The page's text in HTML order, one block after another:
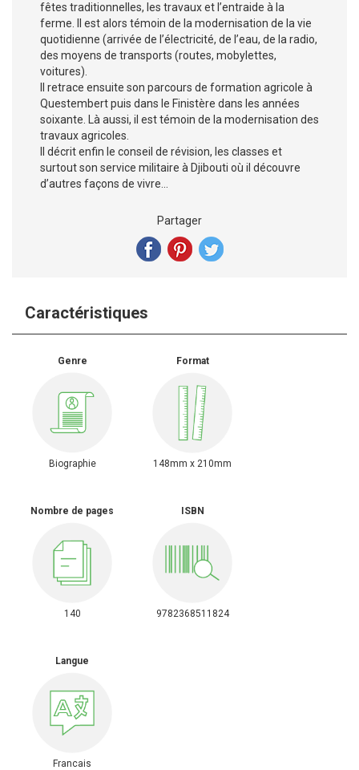
fêtes traditionnelles, les travaux et l’entraide à la
ferme. Il est alors témoin de la modernisation de la vie
quotidienne (arrivée de l’électricité, de l’eau, de la radio,
des moyens de transports (routes, mobylettes,
voitures).
Il retrace ensuite son parcours de formation agricole à
Questembert puis dans le Finistère dans les années
soixante. Là aussi, il est témoin de la modernisation des
travaux agricoles.
Il décrit enfin le conseil de révision, les classes et
surtout son service militaire à Djibouti où il découvre
d’autres façons de vivre...
Partager
Caractéristiques
Genre
Biographie
Format
148mm x 210mm
Nombre de pages
140
ISBN
9782368511824
Langue
Francais